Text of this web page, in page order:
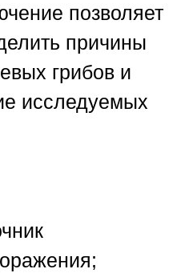
позволяет
причины
грибов и
исследуемых